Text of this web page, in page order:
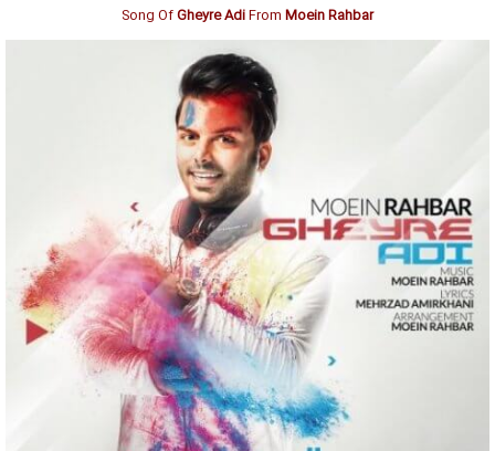
Song OfGheyre AdiFrom Moein Rahbar